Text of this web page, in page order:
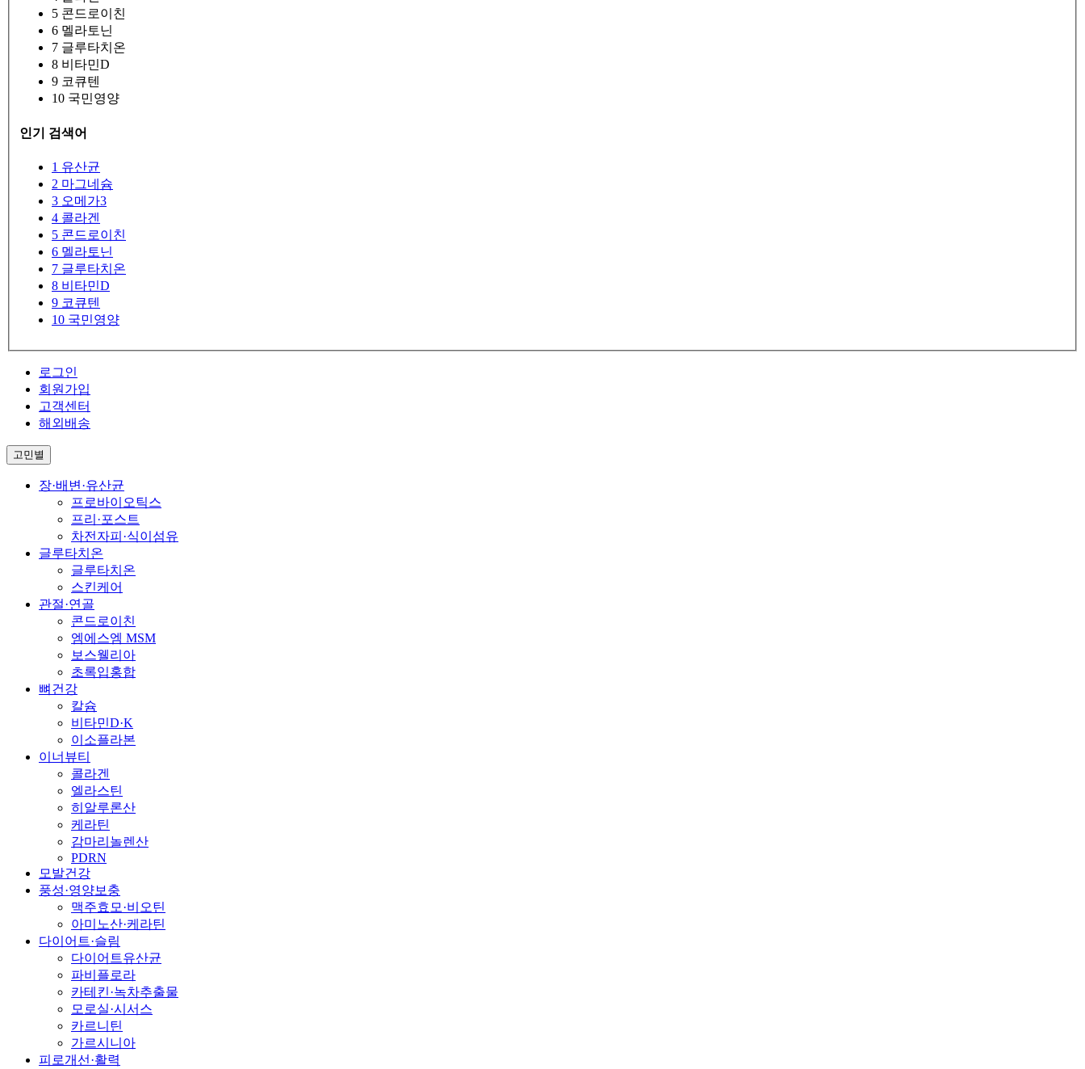
5 콘드로이친
6 멜라토닌
7 글루타치온
8 비타민D
9 코큐텐
10 국민영양
인기 검색어
1 유산균
2 마그네슘
3 오메가3
4 콜라겐
5 콘드로이친
6 멜라토닌
7 글루타치온
8 비타민D
9 코큐텐
10 국민영양
로그인
회원가입
고객센터
해외배송
고민별
장·배변·유산균
프로바이오틱스
프리·포스트
차전자피·식이섬유
글루타치온
글루타치온
스킨케어
관절·연골
콘드로이친
엠에스엠 MSM
보스웰리아
초록입홍합
뼈건강
칼슘
비타민D·K
이소플라본
이너뷰티
콜라겐
엘라스틴
히알루론산
케라틴
감마리놀렌산
PDRN
모발건강
풍성·영양보충
맥주효모·비오틴
아미노산·케라틴
다이어트·슬림
다이어트유산균
파비플로라
카테킨·녹차추출물
모로실·시서스
카르니틴
가르시니아
피로개선·활력